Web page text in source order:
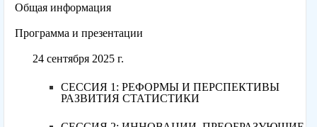
Общая информация
Программа и презентации
24 сентября 2025 г.
СЕССИЯ 1: РЕФОРМЫ И ПЕРСПЕКТИВЫ
РАЗВИТИЯ СТАТИСТИКИ